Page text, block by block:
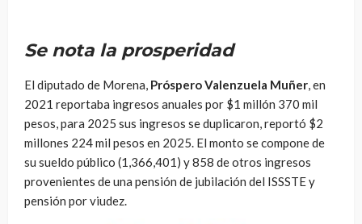
Se nota la prosperidad
El diputado de Morena, Próspero Valenzuela Muñer, en
2021 reportaba ingresos anuales por $1 millón 370 mil
pesos, para 2025 sus ingresos se duplicaron, reportó $2
millones 224 mil pesos en 2025. El monto se compone de
su sueldo público (1,366,401) y 858 de otros ingresos
provenientes de una pensión de jubilación del ISSSTE y
pensión por viudez.